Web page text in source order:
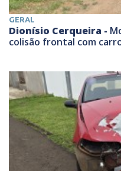
GERAL
Dionísio Cerqueira -
colisão frontal com